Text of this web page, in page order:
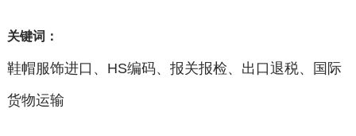
关键词：
鞋帽服饰进口、HS编码、报关报检、出口退税、国际
货物运输